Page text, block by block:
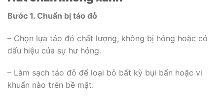
Bước 1. Chuẩn bị táo đỏ
– Chọn lựa táo đỏ chất lượng, không bị hỏng hoặc có
dấu hiệu của sự hư hỏng.
– Làm sạch táo đỏ để loại bỏ bất kỳ bụi bẩn hoặc vi
khuẩn nào trên bề mặt.